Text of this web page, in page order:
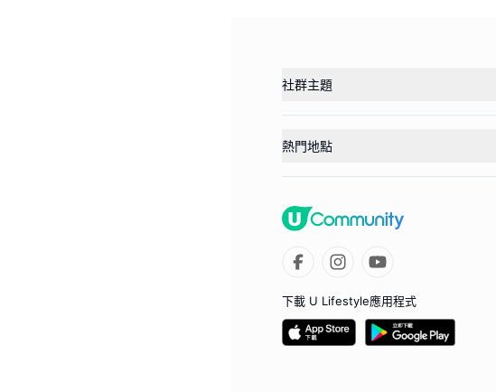
社群主題
熱門地點
下載 U Lifestyle應用程式